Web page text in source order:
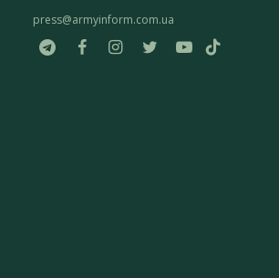
press@armyinform.com.ua